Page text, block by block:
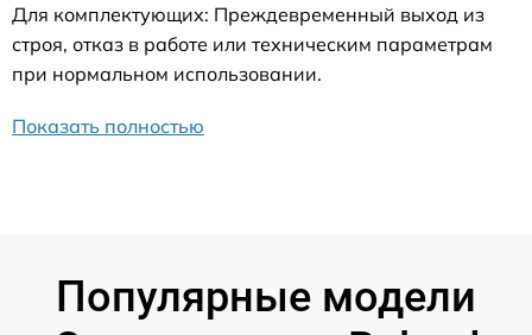
Для комплектующих: Преждевременный выход из
строя, отказ в работе или техническим параметрам
при нормальном использовании.
Показать полностью
Популярные модели